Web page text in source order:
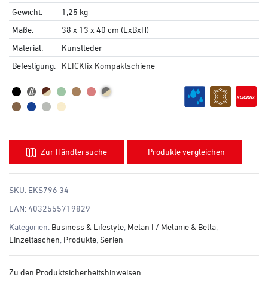
Gewicht:
1,25 kg
Maße:
38 x 13 x 40 cm (LxBxH)
Material:
Kunstleder
Befestigung:
KLICKfix Kompaktschiene
Zur Händlersuche Produkte vergleichen
SKU: EKS796 34
EAN:4032555719829
Kategorien: Business & Lifestyle Melan I / Melanie & Bella
Einzeltaschen Produkte Serien
Zu den Produktsicherheitshinweisen